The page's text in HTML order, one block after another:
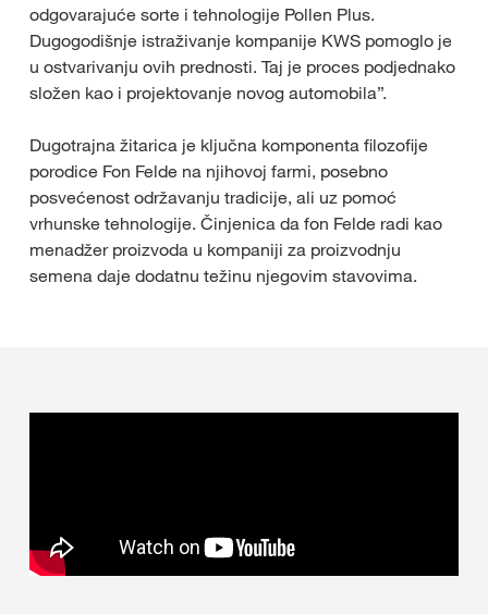
odgovarajuće sorte i tehnologije Pollen Plus.
Dugogodišnje istraživanje kompanije KWS pomoglo je
u ostvarivanju ovih prednosti. Taj je proces podjednako
složen kao i projektovanje novog automobila”.
Dugotrajna žitarica je ključna komponenta filozofije
porodice Fon Felde na njihovoj farmi, posebno
posvećenost održavanju tradicije, ali uz pomoć
vrhunske tehnologije. Činjenica da fon Felde radi kao
menadžer proizvoda u kompaniji za proizvodnju
semena daje dodatnu težinu njegovim stavovima.